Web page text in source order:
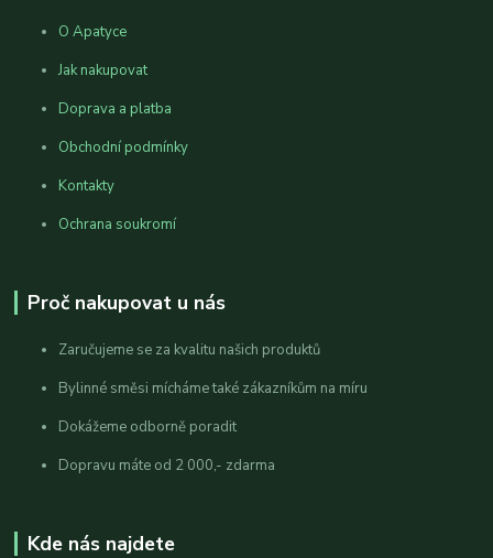
O Apatyce
Jak nakupovat
Doprava a platba
Obchodní podmínky
Kontakty
Ochrana soukromí
Proč nakupovat u nás
Zaručujeme se za kvalitu našich produktů
Bylinné směsi mícháme také zákazníkům na míru
Dokážeme odborně poradit
Dopravu máte od 2 000,- zdarma
Kde nás najdete